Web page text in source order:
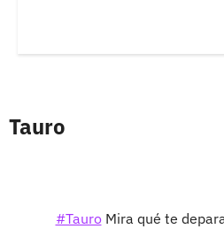
Tauro
#TauroMira qué te